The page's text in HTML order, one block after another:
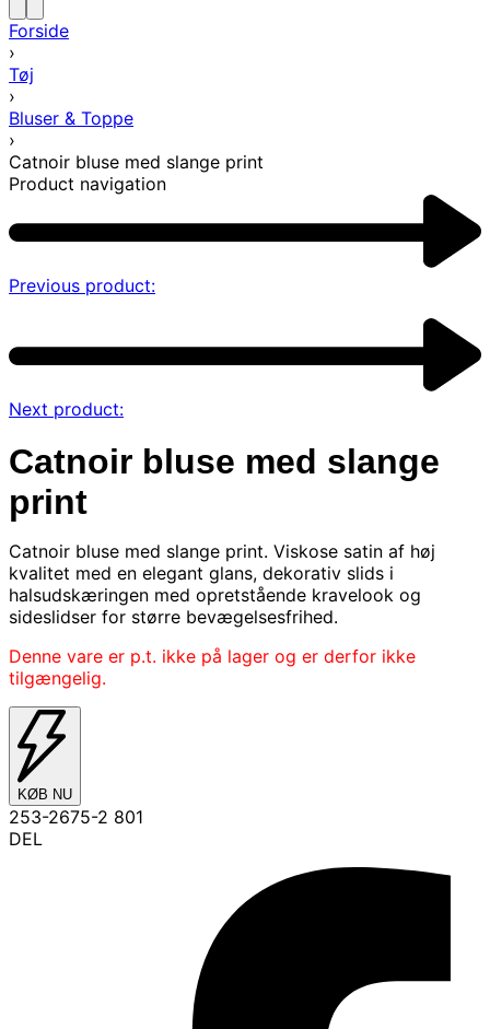
Forside
›
Tøj
›
Bluser & Toppe
›
Catnoir bluse med slange print
Product navigation
Previous product:
Next product:
Catnoir bluse med slange
print
Catnoir bluse med slange print. Viskose satin af høj
kvalitet med en elegant glans, dekorativ slids i
halsudskæringen med opretstående kravelook og
sideslidser for større bevægelsesfrihed.
Denne vare er p.t. ikke på lager og er derfor ikke
tilgængelig.
KØB NU
253-2675-2 801
DEL